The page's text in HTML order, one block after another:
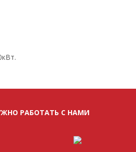
РАБОТАТЬ С НАМИ